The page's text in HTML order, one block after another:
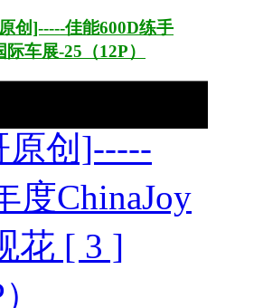
创]-----佳能600D练手
车展-25（12P）